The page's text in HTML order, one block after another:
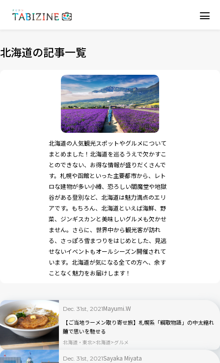
北海道の記事一覧
北海道の人気観光スポットやグルメについて
まとめました！北海道を巡るうえで欠かすこ
とのできない、お得な情報が盛りだくさんで
す。札幌や函館といった主要都市から、レト
ロな建物が多い小樽、恐ろしい閻魔堂や地獄
谷がある登別など、北海道は魅力満点のエリ
アです。もちろん、北海道といえば海鮮、野
菜、ジンギスカンと美味しいグルメも欠かせ
ません。さらに、世界中から観光客が訪れ
る、さっぽろ雪まつりをはじめとした、見逃
せないイベントもオールシーズン開催されて
います。北海道が気になる全ての方へ、余す
ことなく魅力をお届けします！
Dec. 31st, 2021Mayumi.W
【ご当地ラーメン取り寄せ旅】札幌系「綱取物語」の中太縮れ
麺で思いを馳せる
北海道・東北 北海道 グルメ
Dec. 31st, 2021Sayaka Miyata